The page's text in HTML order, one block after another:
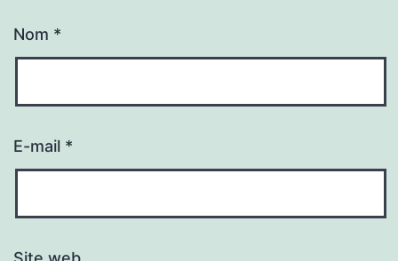
Nom *
E-mail *